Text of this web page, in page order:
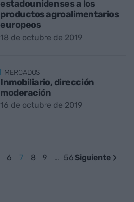
estadounidenses a los
productos agroalimentarios
europeos
18 de octubre de 2019
MERCADOS
Inmobiliario, dirección
moderación
16 de octubre de 2019
6 7 8 9 … 56 Siguiente